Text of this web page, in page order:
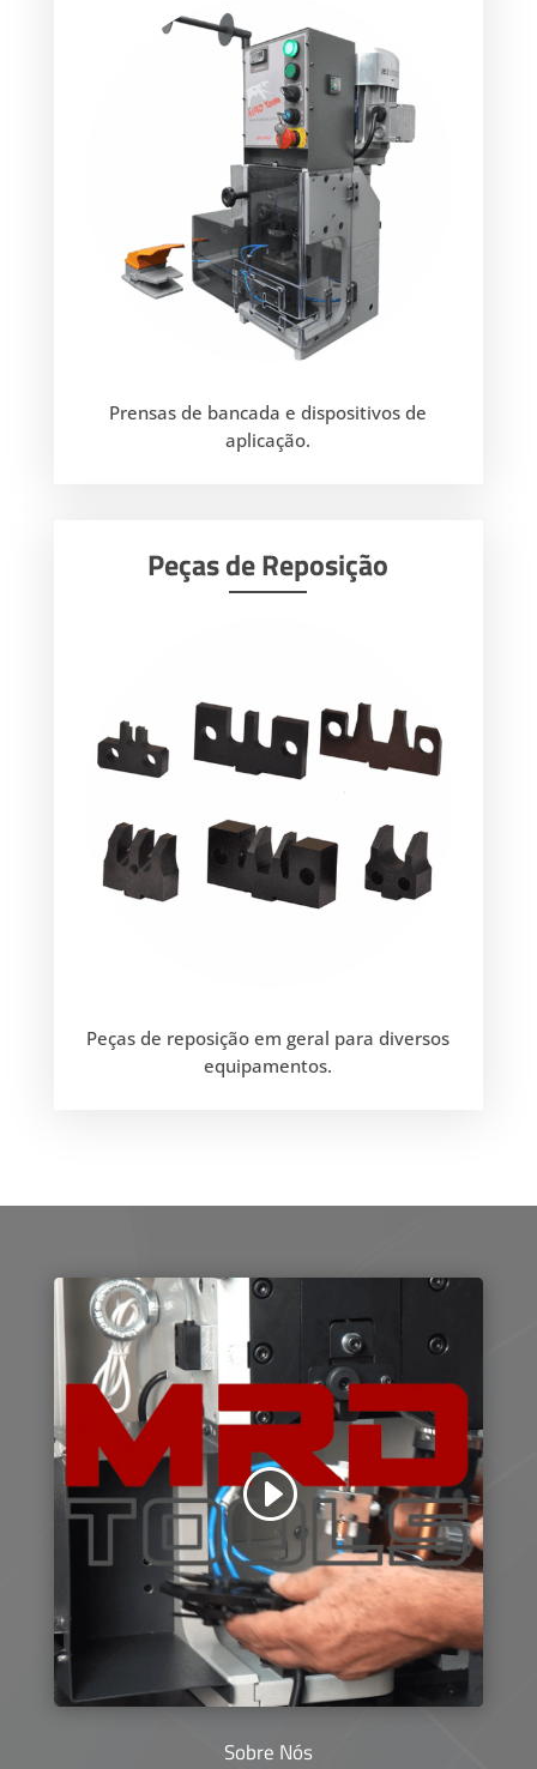
Prensas de bancada e dispositivos de
aplicação.
Peças de Reposição
Peças de reposição em geral para diversos
equipamentos.
Sobre Nós